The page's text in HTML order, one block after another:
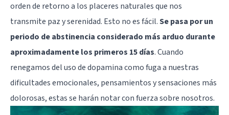
orden de retorno a los placeres naturales que nos
transmite paz y serenidad. Esto no es fácil.Se pasa por un
periodo de abstinencia considerado más arduo durante
aproximadamente los primeros 15 días. Cuando
renegamos del uso de dopamina como fuga a nuestras
dificultades emocionales, pensamientos y sensaciones más
dolorosas, estas se harán notar con fuerza sobre nosotros.